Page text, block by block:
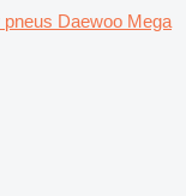
Daewoo Mega